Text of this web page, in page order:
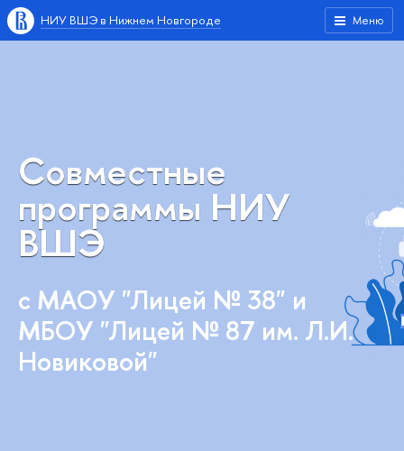
Меню
НИУ ВШЭ в Нижнем Новгороде
Совместные
программы НИУ
ВШЭ
с МАОУ "Лицей № 38" и
МБОУ "Лицей № 87 им. Л.И.
Новиковой"